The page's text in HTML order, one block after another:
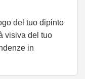
del tuo dipinto
visiva del tuo
in